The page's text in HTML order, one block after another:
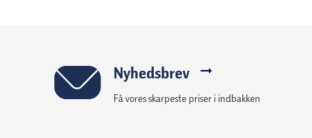
Nyhedsbrev
Få vores skarpeste priser i indbakken